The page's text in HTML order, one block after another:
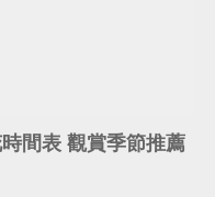
間表 觀賞季節推薦